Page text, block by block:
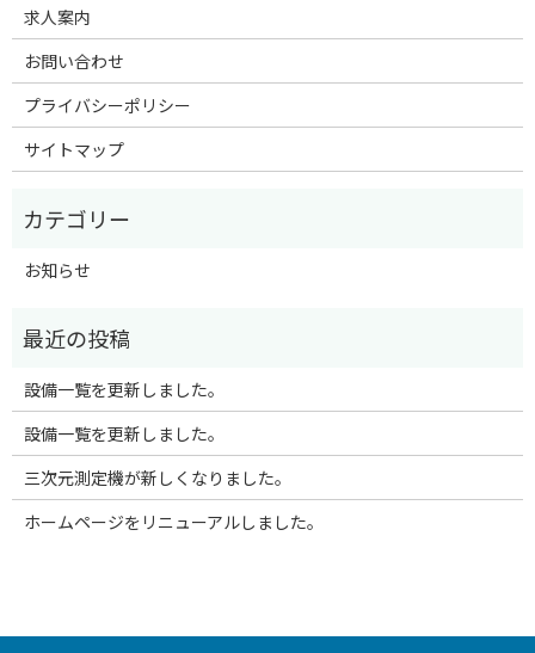
求人案内
お問い合わせ
プライバシーポリシー
サイトマップ
お知らせ
設備一覧を更新しました。
設備一覧を更新しました。
三次元測定機が新しくなりました。
ホームページをリニューアルしました。